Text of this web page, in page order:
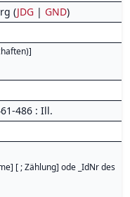
(JDG | GND)
]
486 : Ill.
[ ; Zählung] ode _IdNr des